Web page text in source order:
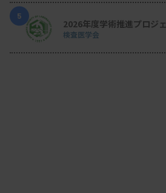
5
2026年度学術推進プロジ
検査医学会